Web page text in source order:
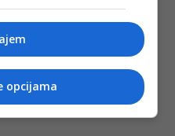
opcijama